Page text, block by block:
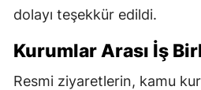
dolayı teşekkür edildi.
Kurumlar Arası İş
Resmi ziyaretlerin, kamu